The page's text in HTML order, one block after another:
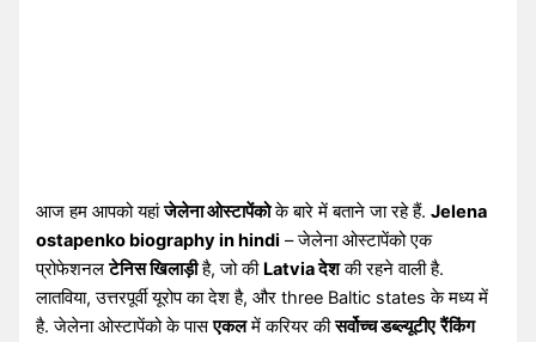
आज हम आपको यहांजेलेना ओस्टापेंकोके बारे में बताने जा रहे हैं.Jelena
ostapenko biography in hindi – जेलेना ओस्टापेंको एक
प्रोफेशनलटेनिस खिलाड़ीहै, जो की Latvia देशकी रहने वाली है.
लातविया, उत्तरपूर्वी यूरोप का देश है, और three Baltic states के मध्य में
है. जेलेना ओस्टापेंको के पासएकलमें करियर कीसर्वोच्च डब्ल्यूटीए रैंकिंग